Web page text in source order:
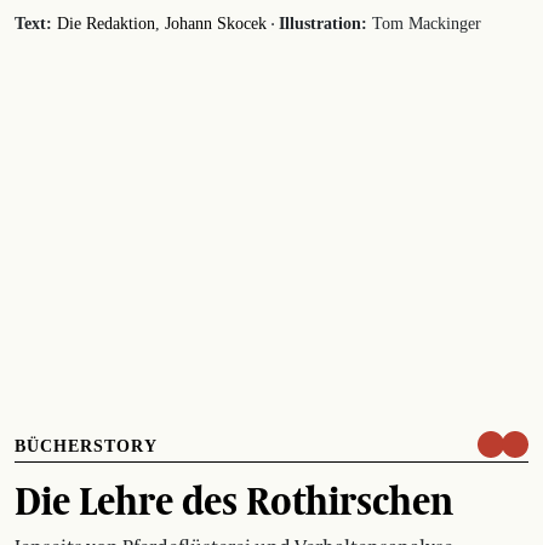
Text: Die Redaktion Johann Skocek · Illustration: Tom Mackinger
BÜCHERSTORY
Die Lehre des Rothirschen